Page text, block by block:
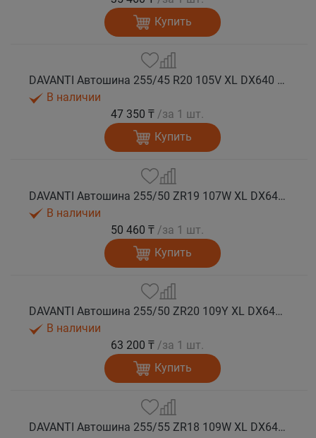
Купить
DAVANTI Автошина 255/45 R20 105V XL DX640 RPR лето (Таиланд)
В наличии
47 350 ₸ /за 1 шт.
Купить
DAVANTI Автошина 255/50 ZR19 107W XL DX640 RPR лето (Таиланд)
В наличии
50 460 ₸ /за 1 шт.
Купить
DAVANTI Автошина 255/50 ZR20 109Y XL DX640 RPR лето (Таиланд)
В наличии
63 200 ₸ /за 1 шт.
Купить
DAVANTI Автошина 255/55 ZR18 109W XL DX640 RPR лето (Таиланд)